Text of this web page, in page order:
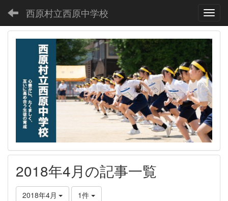
西原村立西原中学校
2018年4月の記事一覧
2018年4月 1件